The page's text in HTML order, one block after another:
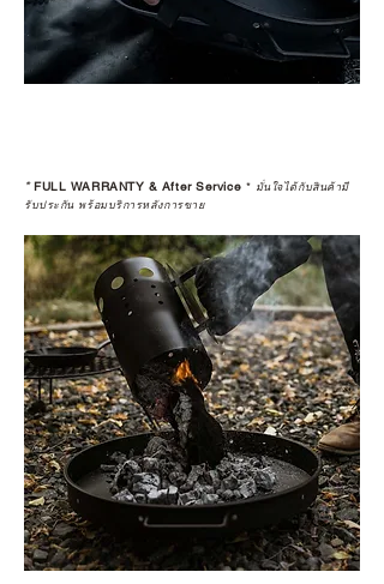
*FULL WARRANTY & After Service * มั่นใจได้กับสินค้ามี
รับประกัน พร้อมบริการหลังการขาย